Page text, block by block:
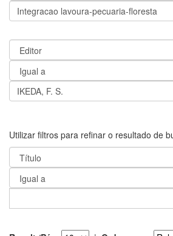
Utilizar filtros para refinar o resultado de